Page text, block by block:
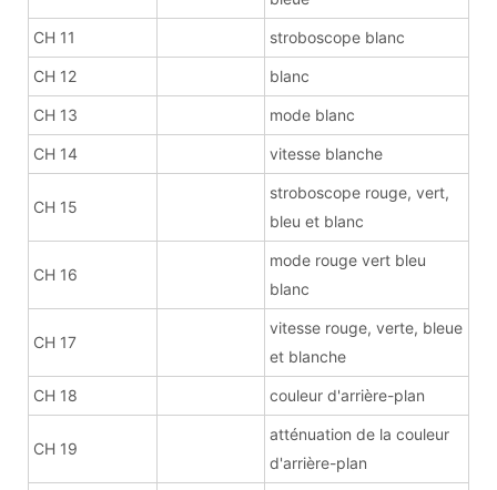
CH 11 stroboscope blanc
CH 12 blanc
CH 13 mode blanc
CH 14 vitesse blanche
CH 15
stroboscope rouge, vert,
bleu et blanc
CH 16
mode rouge vert bleu
blanc
CH 17
vitesse rouge, verte, bleue
et blanche
CH 18 couleur d'arrière-plan
CH 19
atténuation de la couleur
d'arrière-plan